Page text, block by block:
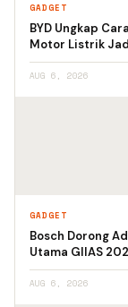
GADGET
BYD Ungkap
Motor Listrik
AUG 6, 2026
GADGET
Bosch Dorong
Utama GIIAS
AUG 6, 2026